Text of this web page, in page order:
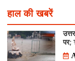
हाल की खबरें
पर;